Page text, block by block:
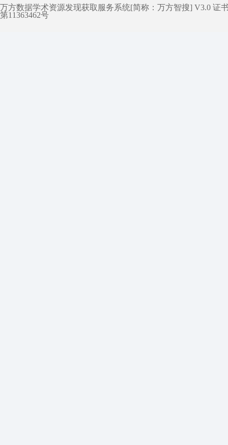
万方数据学术资源发现获取服务系统[简称：万方智搜] V3.0 证
第11363462号